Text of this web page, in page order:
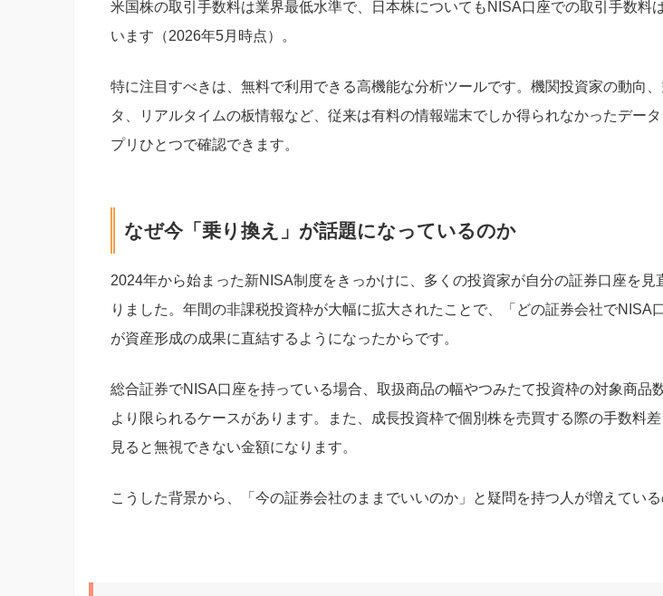
米国株の取引手数料は業界最低水準で、日本株についてもNISA口座での取引手数料
います（2026年5月時点）。
特に注目すべきは、無料で利用できる高機能な分析ツールです。機関投資家の動向
タ、リアルタイムの板情報など、従来は有料の情報端末でしか得られなかったデー
プリひとつで確認できます。
なぜ今「乗り換え」が話題になっているのか
2024年から始まった新NISA制度をきっかけに、多くの投資家が自分の証券口座を見
りました。年間の非課税投資枠が大幅に拡大されたことで、「どの証券会社でNISA
が資産形成の成果に直結するようになったからです。
総合証券でNISA口座を持っている場合、取扱商品の幅やつみたて投資枠の対象商品
より限られるケースがあります。また、成長投資枠で個別株を売買する際の手数料
見ると無視できない金額になります。
こうした背景から、「今の証券会社のままでいいのか」と疑問を持つ人が増えている